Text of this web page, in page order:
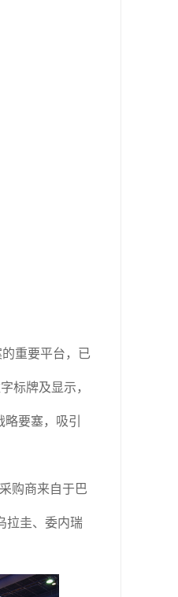
重要平台， 已
标牌及显示，
要塞，吸引
购商来自于 巴
拉圭、委内瑞